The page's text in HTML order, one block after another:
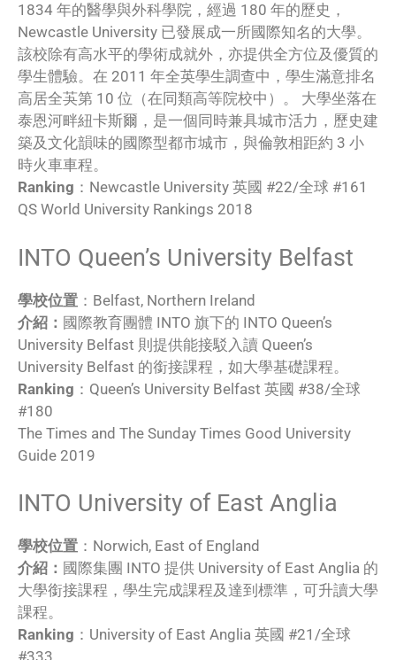
1834 年的醫學與外科學院，經過 180 年的歷史，
Newcastle University 已發展成一所國際知名的大學。
該校除有高水平的學術成就外，亦提供全方位及優質的
學生體驗。在 2011 年全英學生調查中，學生滿意排名
高居全芵第 10 位（在同類高等院校中）。 大學坐落在
泰恩河畔紐卡斯爾，是一個同時兼具城市活力，歷史建
築及文化韻味的國際型都市城市，與倫敦相距約 3 小
時火車車程。
Ranking ：Newcastle University 英國 #22/全球 #161
QS World University Rankings 2018
INTO Queen’s University Belfast
學校位置 ：Belfast, Northern Ireland
介紹： 國際教育團體 INTO 旗下的 INTO Queen’s
University Belfast 則提供能接駁入讀 Queen’s
University Belfast 的銜接課程，如大學基礎課程。
Ranking ：Queen’s University Belfast 英國 #38/全球
#180
The Times and The Sunday Times Good University
Guide 2019
INTO University of East Anglia
學校位置 ：Norwich, East of England
介紹： 國際集團 INTO 提供 University of East Anglia 的
大學銜接課程，學生完成課程及達到標準，可升讀大學
課程。
Ranking ：University of East Anglia 英國 #21/全球